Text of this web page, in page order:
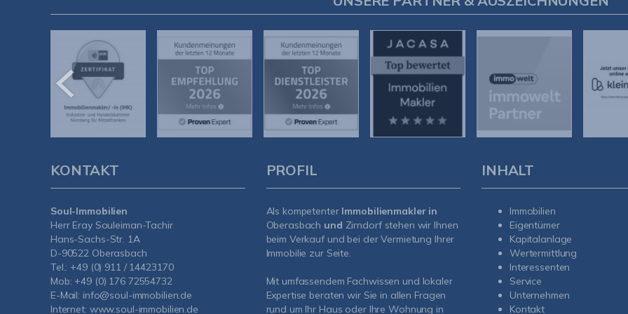
KONTAKT
Soul-Immobilien
Herr Eray Souleiman-Tachir
Hans-Sachs-Str. 1A
D-90522 Oberasbach
Tel.: +49 (0) 911 / 14423170
Mob: +49 (0) 176 72554732
E-Mail: info@soul-immobilien.de
Internet: www.soul-immobilien.de
PROFIL
Als kompetenter Immobilienmakler in
Oberasbach und Zirndorf stehen wir Ihnen
beim Verkauf und bei der Vermietung Ihrer
Immobilie zur Seite.
Mit umfassendem Fachwissen und lokaler
Expertise beraten wir Sie in allen Fragen
rund um Ihr Haus oder Ihre Wohnung in
INHALT
Immobilien
Eigentümer
Kapitalanlage
Wertermittlung
Interessenten
Service
Unternehmen
Kontakt